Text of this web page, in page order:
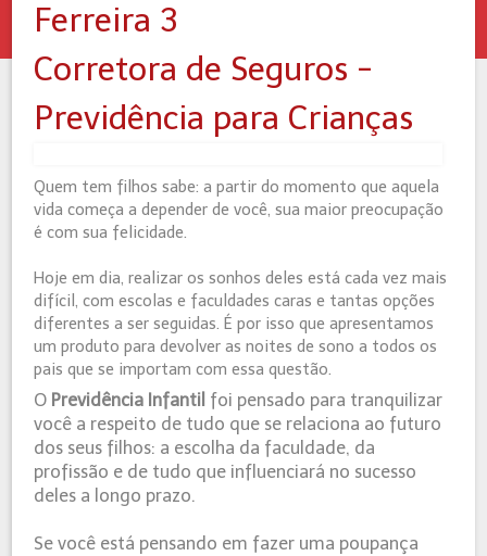
Ferreira 3
Corretora de Seguros -
Previdência para Crianças
Quem tem filhos sabe: a partir do momento que aquela
vida começa a depender de você, sua maior preocupação
é com sua felicidade.
Hoje em dia, realizar os sonhos deles está cada vez mais
difícil, com escolas e faculdades caras e tantas opções
diferentes a ser seguidas. É por isso que apresentamos
um produto para devolver as noites de sono a todos os
pais que se importam com essa questão.
O Previdência Infantil foi pensado para tranquilizar
você a respeito de tudo que se relaciona ao futuro
dos seus filhos: a escolha da faculdade, da
profissão e de tudo que influenciará no sucesso
deles a longo prazo.
Se você está pensando em fazer uma poupança